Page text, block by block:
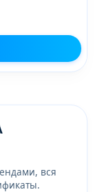
вся